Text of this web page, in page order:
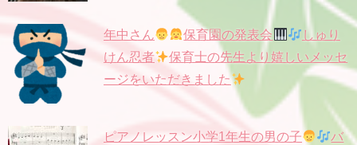
年中さん 保育園の発表会
しゅり
けん忍者
保育士の先生より嬉しいメッセ
ージをいただきました
ピアノレッスン小学1年生の男の子
バ